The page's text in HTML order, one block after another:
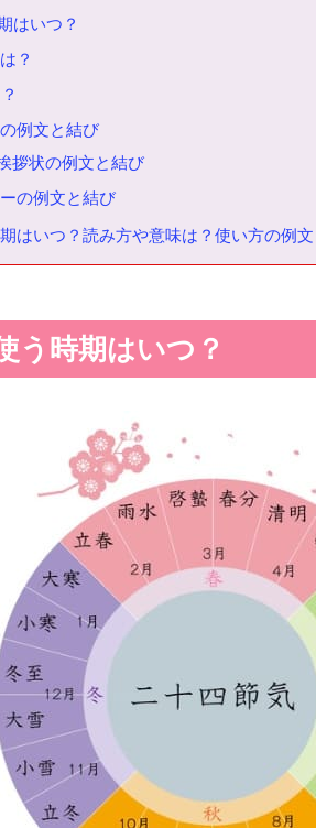
はいつ？
？
例文と結び
拶状の例文と結び
の例文と結び
はいつ？読み方や意味は？使い方の例
う時期はいつ？